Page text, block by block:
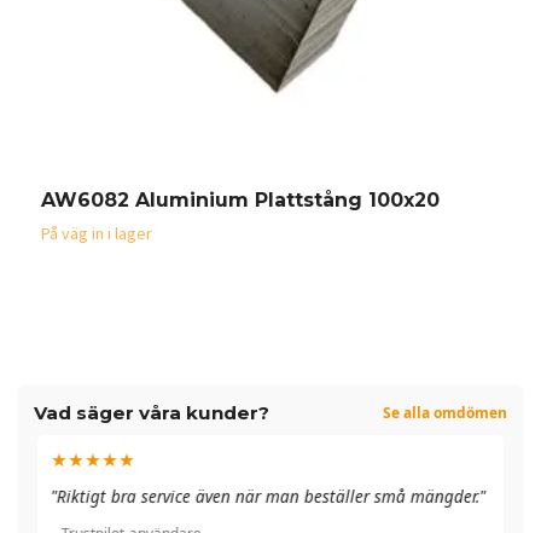
Vad säger våra kunder? Se alla omdömen
★★★★★
"Riktigt bra service även när man beställer små mängder."
AW6082 Aluminium Plattstång 100x20
På väg in i lager